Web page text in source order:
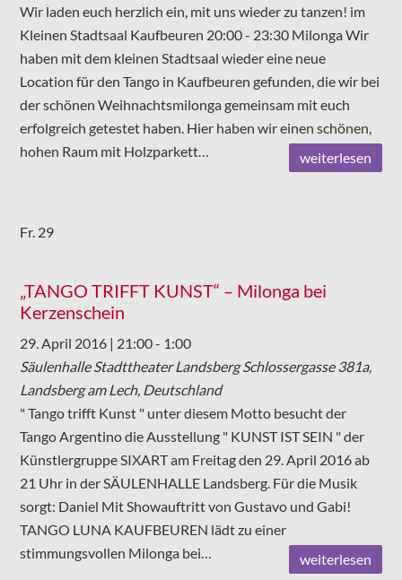
Wir laden euch herzlich ein, mit uns wieder zu tanzen! im
Kleinen Stadtsaal Kaufbeuren 20:00 - 23:30 Milonga Wir
haben mit dem kleinen Stadtsaal wieder eine neue
Location für den Tango in Kaufbeuren gefunden, die wir bei
der schönen Weihnachtsmilonga gemeinsam mit euch
erfolgreich getestet haben. Hier haben wir einen schönen,
hohen Raum mit Holzparkett…
weiterlesen
Fr. 29
„TANGO TRIFFT KUNST“ – Milonga bei
Kerzenschein
29. April 2016 | 21:00- 1:00
Säulenhalle Stadttheater LandsbergSchlossergasse 381a,
Landsberg am Lech, Deutschland
" Tango trifft Kunst " unter diesem Motto besucht der
Tango Argentino die Ausstellung " KUNST IST SEIN " der
Künstlergruppe SIXART am Freitag den 29. April 2016 ab
21 Uhr in der SÄULENHALLE Landsberg. Für die Musik
sorgt: Daniel Mit Showauftritt von Gustavo und Gabi!
TANGO LUNA KAUFBEUREN lädt zu einer
stimmungsvollen Milonga bei…
weiterlesen